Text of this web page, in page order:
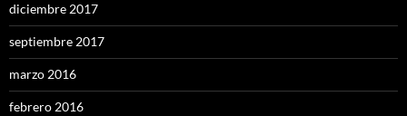
diciembre 2017
septiembre 2017
marzo 2016
febrero 2016